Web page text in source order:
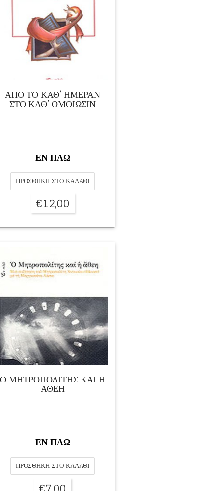
ΑΠΟ ΤΟ ΚΑΘ’ ΗΜΕΡΑΝ
ΣΤΟ ΚΑΘ’ ΟΜΟΙΩΣΙΝ
ΕΝ ΠΛΩ
ΠΡΟΣΘΉΚΗ ΣΤΟ ΚΑΛΆΘΙ
€12,00
Ο ΜΗΤΡΟΠΟΛΙΤΗΣ ΚΑΙ Η
ΑΘΕΗ
ΕΝ ΠΛΩ
ΠΡΟΣΘΉΚΗ ΣΤΟ ΚΑΛΆΘΙ